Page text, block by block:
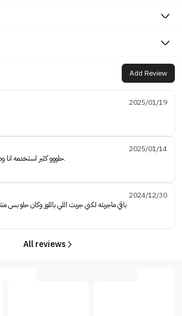
Add Review
2025/01/19
2025/01/14
حلووو كثير استخدمه انا وطفالي ينظف ماينشف جسم.
2024/12/30
باقي ماجربته لكني جربت اللي باللوز وكان حلو بس
All reviews